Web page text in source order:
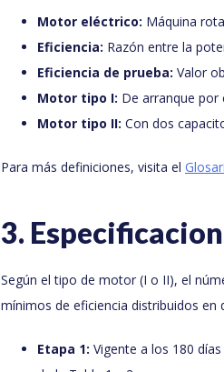
Motor eléctrico: Máquina
Eficiencia: Razón entre la
Eficiencia de prueba: Valor
Motor tipo I: De arranque por
Motor tipo II: Con dos
Para más definiciones, visita el
3.
Según el tipo de motor (I o II), el
mínimos de eficiencia distribuidos en
Etapa 1: Vigente a los 180